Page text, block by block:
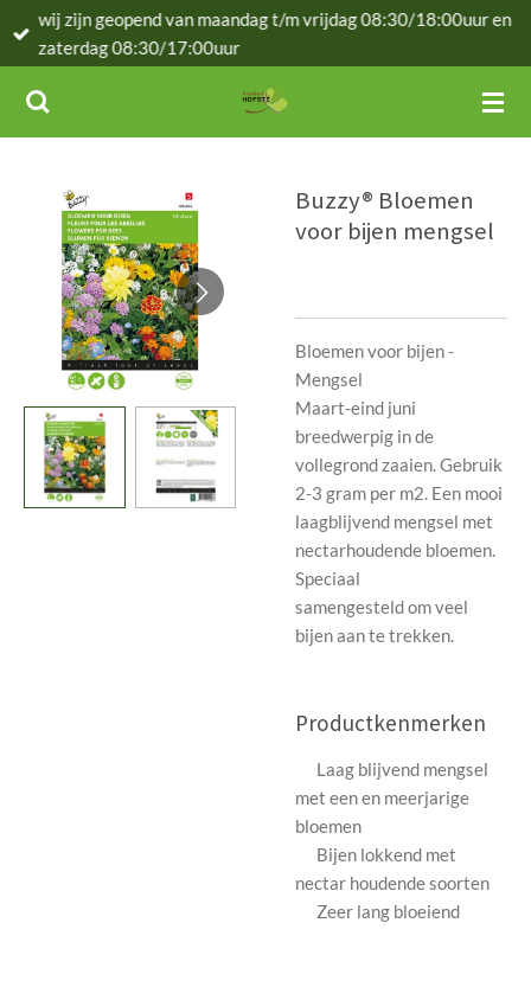
Ga
direct
de
hoofdinhoud
wij zijn geopend van maandag t/m vrijdag 08:30/18:00uur en
zaterdag 08:30/17:00uur
Buzzy® Bloemen
voor bijen mengsel
Bloemen voor bijen -
Mengsel
Maart-eind juni
breedwerpig in de
vollegrond zaaien. Gebruik
2-3 gram per m2. Een mooi
laagblijvend mengsel met
nectarhoudende bloemen.
Speciaal
samengesteld om veel
bijen aan te trekken.
Productkenmerken
Laag blijvend mengsel
met een en meerjarige
bloemen
Bijen lokkend met
nectar houdende soorten
Zeer lang bloeiend